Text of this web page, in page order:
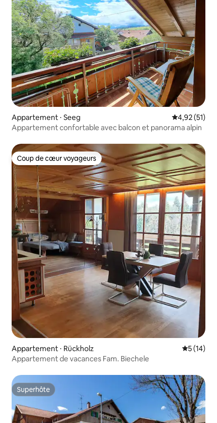
Appartement ⋅ Seeg Évaluation
4,92 (51)
Appartement confortable avec balcon et panorama alpin
Coup de cœur voyageurs
Coup de cœur voyageurs
Appartement ⋅ Rückholz
5 (14)
Appartement de vacances Fam. Biechele
Superhôte
Superhôte